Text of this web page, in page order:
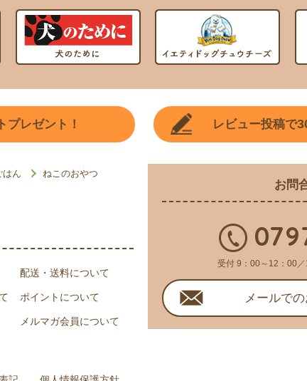
プレゼント！ レビュー投稿で
はん
ねこのおやつ
配送・送料について
ポイントについて
メルマガ会員について
お問
受付 9：00～12：00
メールで